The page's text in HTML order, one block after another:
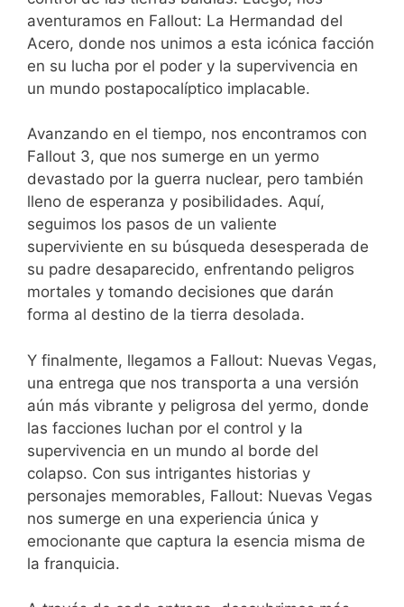
aventuramos en Fallout: La Hermandad del
Acero, donde nos unimos a esta icónica facción
en su lucha por el poder y la supervivencia en
un mundo postapocalíptico implacable.
Avanzando en el tiempo, nos encontramos con
Fallout 3, que nos sumerge en un yermo
devastado por la guerra nuclear, pero también
lleno de esperanza y posibilidades. Aquí,
seguimos los pasos de un valiente
superviviente en su búsqueda desesperada de
su padre desaparecido, enfrentando peligros
mortales y tomando decisiones que darán
forma al destino de la tierra desolada.
Y finalmente, llegamos a Fallout: Nuevas Vegas,
una entrega que nos transporta a una versión
aún más vibrante y peligrosa del yermo, donde
las facciones luchan por el control y la
supervivencia en un mundo al borde del
colapso. Con sus intrigantes historias y
personajes memorables, Fallout: Nuevas Vegas
nos sumerge en una experiencia única y
emocionante que captura la esencia misma de
la franquicia.